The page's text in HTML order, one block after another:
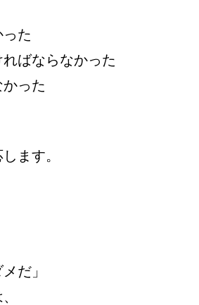
った
ればならなかった
かった
ます。
だ」